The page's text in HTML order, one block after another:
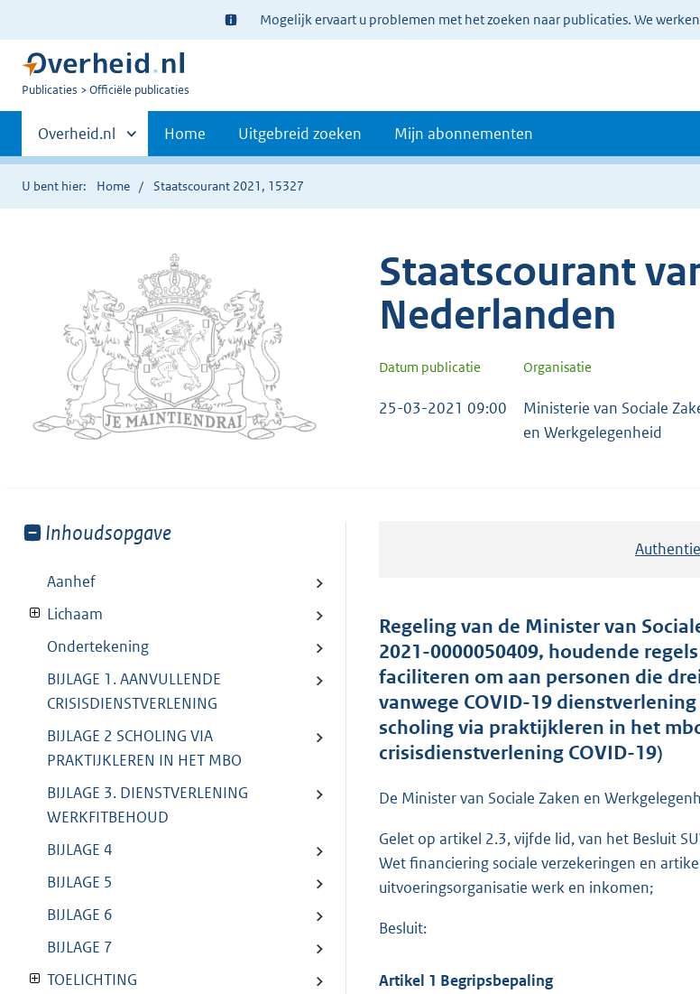
Ter
informatie:
Mogelijk ervaart u problemen met het zoeken naar publicaties. We
U
Publicaties Officiële publicaties
Primaire
navigatie
Andere
sites
binnen
Overheid.nl Home Uitgebreid zoeken Mijn abonnementen
U bent hier: Home Staatscourant 2021, 15327
Staatscourant
Nederlanden
Datum publicatie Organisatie
25-03-2021 09:00
Ministerie van Sociale
en Werkgelegenheid
Toon
van:
Inhoudsopgave
Aanhef
Lichaam
Ondertekening
BIJLAGE 1. AANVULLENDE
CRISISDIENSTVERLENING
BIJLAGE 2 SCHOLING VIA
PRAKTIJKLEREN IN HET MBO
BIJLAGE 3. DIENSTVERLENING
WERKFITBEHOUD
BIJLAGE 4
BIJLAGE 5
BIJLAGE 6
BIJLAGE 7
TOELICHTING
Regeling van de Minister van
2021-0000050409, houdende
faciliteren om aan personen die
vanwege COVID-19
scholing via praktijkleren in het
crisisdienstverlening COVID-19)
De Minister van Sociale Zaken en
Gelet op artikel 2.3, vijfde lid, van het Besluit
Wet financiering sociale verzekeringen en
uitvoeringsorganisatie werk en inkomen;
Besluit:
Artikel 1 Begripsbepaling